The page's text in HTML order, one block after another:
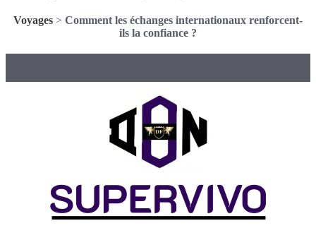
Voyages > Comment les échanges internationaux renforcent-
ils la confiance ?